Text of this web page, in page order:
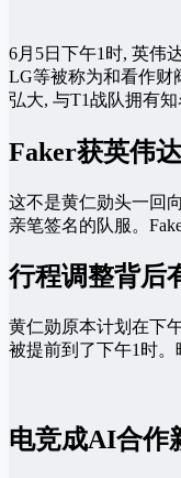
6月5日下午1时, 英伟
LG等被称为和看作财
弘大, 与T1战队拥有
Faker获英伟
这不是黄仁勋头一回
亲笔签名的队服。
行程调整背后
黄仁勋原本计划在下
被提前到了下午1时
电竞成AI合作